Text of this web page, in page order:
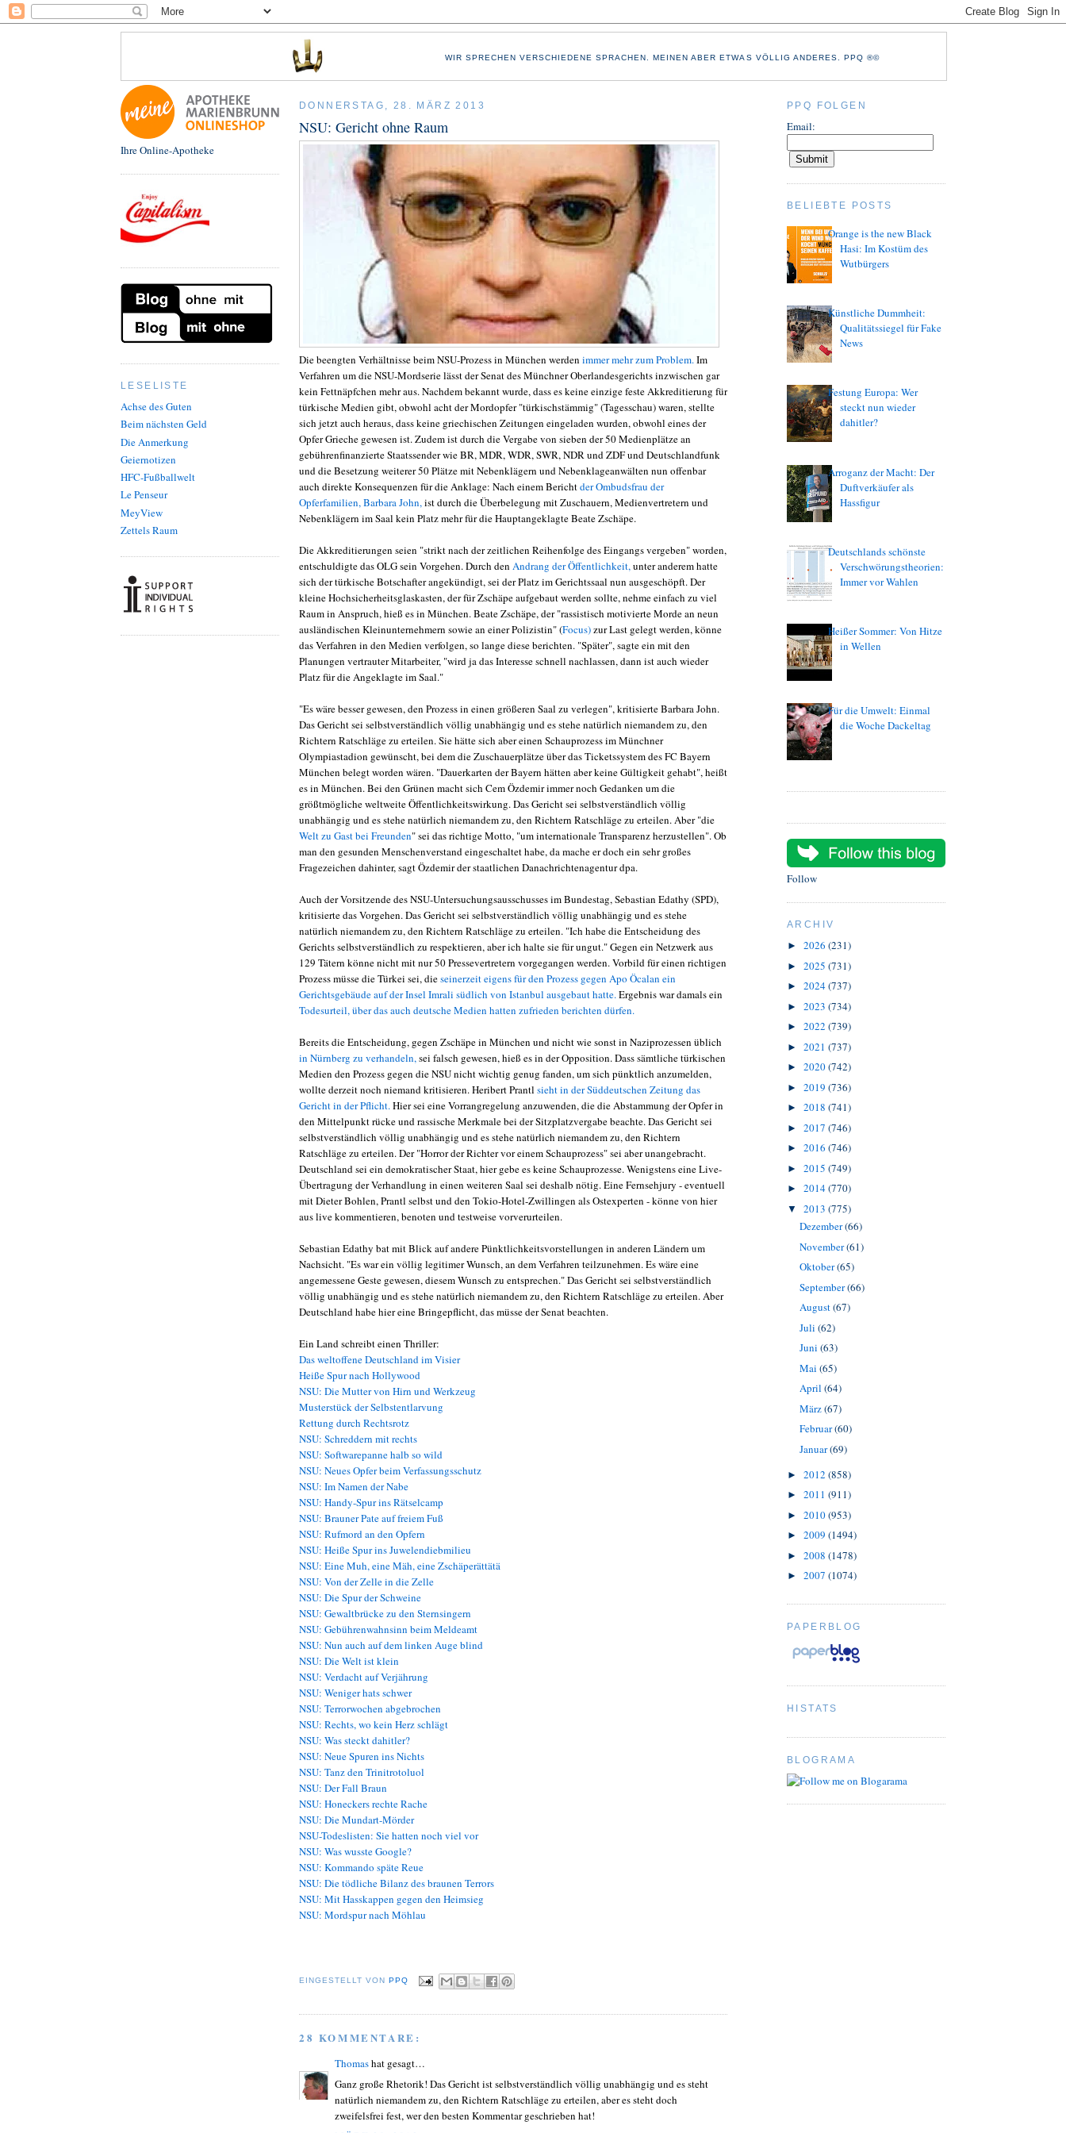
WIR SPRECHEN VERSCHIEDENE SPRACHEN. MEINEN ABER ETWAS VÖLLIG ANDERES. PPQ ®©
Ihre Online-Apotheke
LESELISTE
Achse des Guten
Beim nächsten Geld
Die Anmerkung
Geiernotizen
HFC-Fußballwelt
Le Penseur
MeyView
Zettels Raum
DONNERSTAG, 28. MÄRZ 2013
NSU: Gericht ohne Raum
Die beengten Verhältnisse beim NSU-Prozess in München werden immer mehr zum Problem. Im
Verfahren um die NSU-Mordserie lässt der Senat des Münchner Oberlandesgerichts inzwischen gar
kein Fettnäpfchen mehr aus. Nachdem bekannt wurde, dass es keine einzige feste Akkreditierung für
türkische Medien gibt, obwohl acht der Mordopfer "türkischstämmig" (Tagesschau) waren, stellte
sich jetzt auch heraus, dass keine griechischen Zeitungen eingeladen wurden, obwohl eines der
Opfer Grieche gewesen ist. Zudem ist durch die Vergabe von sieben der 50 Medienplätze an
gebührenfinanzierte Staatssender wie BR, MDR, WDR, SWR, NDR und ZDF und Deutschlandfunk
und die Besetzung weiterer 50 Plätze mit Nebenklägern und Nebenklageanwälten nun offenbar
auch direkte Konsequenzen für die Anklage: Nach einem Berichtder Ombudsfrau der
Opferfamilien, Barbara John, ist durch die Überbelegung mit Zuschauern, Medienvertretern und
Nebenklägern im Saal kein Platz mehr für die Hauptangeklagte Beate Zschäpe.
Die Akkreditierungen seien "strikt nach der zeitlichen Reihenfolge des Eingangs vergeben" worden,
entschuldigte das OLG sein Vorgehen. Durch den Andrang der Öffentlichkeit, unter anderem hatte
sich der türkische Botschafter angekündigt, sei der Platz im Gerichtssaal nun ausgeschöpft. Der
kleine Hochsicherheitsglaskasten, der für Zschäpe aufgebaut werden sollte, nehme einfach zu viel
Raum in Anspruch, hieß es in München. Beate Zschäpe, der "rassistisch motivierte Morde an neun
ausländischen Kleinunternehmern sowie an einer Polizistin" (Focus)zur Last gelegt werden, könne
das Verfahren in den Medien verfolgen, so lange diese berichten. "Später", sagte ein mit den
Planungen vertrauter Mitarbeiter, "wird ja das Interesse schnell nachlassen, dann ist auch wieder
Platz für die Angeklagte im Saal."
"Es wäre besser gewesen, den Prozess in einen größeren Saal zu verlegen", kritisierte Barbara John.
Das Gericht sei selbstverständlich völlig unabhängig und es stehe natürlich niemandem zu, den
Richtern Ratschläge zu erteilen. Sie hätte sich aber einen Schauprozess im Münchner
Olympiastadion gewünscht, bei dem die Zuschauerplätze über das Ticketssystem des FC Bayern
München belegt worden wären. "Dauerkarten der Bayern hätten aber keine Gültigkeit gehabt", heißt
es in München. Bei den Grünen macht sich Cem Özdemir immer noch Gedanken um die
größtmögliche weltweite Öffentlichkeitswirkung. Das Gericht sei selbstverständlich völlig
unabhängig und es stehe natürlich niemandem zu, den Richtern Ratschläge zu erteilen. Aber "die
Welt zu Gast bei Freunden" sei das richtige Motto, "um internationale Transparenz herzustellen". Ob
man den gesunden Menschenverstand eingeschaltet habe, da mache er doch ein sehr großes
Fragezeichen dahinter, sagt Özdemir der staatlichen Danachrichtenagentur dpa.
Auch der Vorsitzende des NSU-Untersuchungsausschusses im Bundestag, Sebastian Edathy (SPD),
kritisierte das Vorgehen. Das Gericht sei selbstverständlich völlig unabhängig und es stehe
natürlich niemandem zu, den Richtern Ratschläge zu erteilen. "Ich habe die Entscheidung des
Gerichts selbstverständlich zu respektieren, aber ich halte sie für ungut." Gegen ein Netzwerk aus
129 Tätern könne nicht mit nur 50 Pressevertretern vorgegangen werden. Vorbild für einen richtigen
Prozess müsse die Türkei sei, dieseinerzeit eigens für den Prozess gegen Apo Öcalan ein
Gerichtsgebäude auf der Insel Imrali südlich von Istanbul ausgebaut hatte. Ergebnis war damals ein
Todesurteil, über das auch deutsche Medien hatten zufrieden berichten dürfen.
Bereits die Entscheidung, gegen Zschäpe in München und nicht wie sonst in Naziprozessen üblich
in Nürnberg zu verhandeln, sei falsch gewesen, hieß es in der Opposition. Dass sämtliche türkischen
Medien den Prozess gegen die NSU nicht wichtig genug fanden, um sich pünktlich anzumelden,
wollte derzeit noch niemand kritisieren. Heribert Prantl sieht in der Süddeutschen Zeitung das
Gericht in der Pflicht. Hier sei eine Vorrangregelung anzuwenden, die die Abstammung der Opfer in
den Mittelpunkt rücke und rassische Merkmale bei der Sitzplatzvergabe beachte. Das Gericht sei
selbstverständlich völlig unabhängig und es stehe natürlich niemandem zu, den Richtern
Ratschläge zu erteilen. Der "Horror der Richter vor einem Schauprozess" sei aber unangebracht.
Deutschland sei ein demokratischer Staat, hier gebe es keine Schauprozesse. Wenigstens eine Live-
Übertragung der Verhandlung in einen weiteren Saal sei deshalb nötig. Eine Fernsehjury - eventuell
mit Dieter Bohlen, Prantl selbst und den Tokio-Hotel-Zwillingen als Ostexperten - könne von hier
aus live kommentieren, benoten und testweise vorverurteilen.
Sebastian Edathy bat mit Blick auf andere Pünktlichkeitsvorstellungen in anderen Ländern um
Nachsicht. "Es war ein völlig legitimer Wunsch, an dem Verfahren teilzunehmen. Es wäre eine
angemessene Geste gewesen, diesem Wunsch zu entsprechen." Das Gericht sei selbstverständlich
völlig unabhängig und es stehe natürlich niemandem zu, den Richtern Ratschläge zu erteilen. Aber
Deutschland habe hier eine Bringepflicht, das müsse der Senat beachten.
Ein Land schreibt einen Thriller:
Das weltoffene Deutschland im Visier
Heiße Spur nach Hollywood
NSU: Die Mutter von Hirn und Werkzeug
Musterstück der Selbstentlarvung
Rettung durch Rechtsrotz
NSU: Schreddern mit rechts
NSU: Softwarepanne halb so wild
NSU: Neues Opfer beim Verfassungsschutz
NSU: Im Namen der Nabe
NSU: Handy-Spur ins Rätselcamp
NSU: Brauner Pate auf freiem Fuß
NSU: Rufmord an den Opfern
NSU: Heiße Spur ins Juwelendiebmilieu
NSU: Eine Muh, eine Mäh, eine Zschäperättätä
NSU: Von der Zelle in die Zelle
NSU: Die Spur der Schweine
NSU: Gewaltbrücke zu den Sternsingern
NSU: Gebührenwahnsinn beim Meldeamt
NSU: Nun auch auf dem linken Auge blind
NSU: Die Welt ist klein
NSU: Verdacht auf Verjährung
NSU: Weniger hats schwer
NSU: Terrorwochen abgebrochen
NSU: Rechts, wo kein Herz schlägt
NSU: Was steckt dahitler?
NSU: Neue Spuren ins Nichts
NSU: Tanz den Trinitrotoluol
NSU: Der Fall Braun
NSU: Honeckers rechte Rache
NSU: Die Mundart-Mörder
NSU-Todeslisten: Sie hatten noch viel vor
NSU: Was wusste Google?
NSU: Kommando späte Reue
NSU: Die tödliche Bilanz des braunen Terrors
NSU: Mit Hasskappen gegen den Heimsieg
NSU: Mordspur nach Möhlau
EINGESTELLT VON PPQ
28 KOMMENTARE:
Thomashat gesagt…
Ganz große Rhetorik! Das Gericht ist selbstverständlich völlig unabhängig und es steht
natürlich niemandem zu, den Richtern Ratschläge zu erteilen, aber es steht doch
zweifelsfrei fest, wer den besten Kommentar geschrieben hat!
PPQ FOLGEN
Email:
BELIEBTE POSTS
Orange is the new Black
Hasi: Im Kostüm des
Wutbürgers
Künstliche Dummheit:
Qualitätssiegel für Fake
News
Festung Europa: Wer
steckt nun wieder
dahitler?
Arroganz der Macht: Der
Duftverkäufer als
Hassfigur
Deutschlands schönste
Verschwörungstheorien:
Immer vor Wahlen
Heißer Sommer: Von Hitze
in Wellen
Für die Umwelt: Einmal
die Woche Dackeltag
Follow
ARCHIV
► 2026 (231)
► 2025 (731)
► 2024(737)
► 2023 (734)
► 2022 (739)
► 2021 (737)
► 2020(742)
► 2019 (736)
► 2018 (741)
► 2017 (746)
► 2016 (746)
► 2015 (749)
► 2014(770)
▼ 2013 (775)
Dezember(66)
November(61)
Oktober(65)
September(66)
August(67)
Juli (62)
Juni (63)
Mai (65)
April (64)
März(67)
Februar(60)
Januar(69)
► 2012 (858)
► 2011 (911)
► 2010(953)
► 2009 (1494)
► 2008 (1478)
► 2007 (1074)
PAPERBLOG
HISTATS
BLOGRAMA